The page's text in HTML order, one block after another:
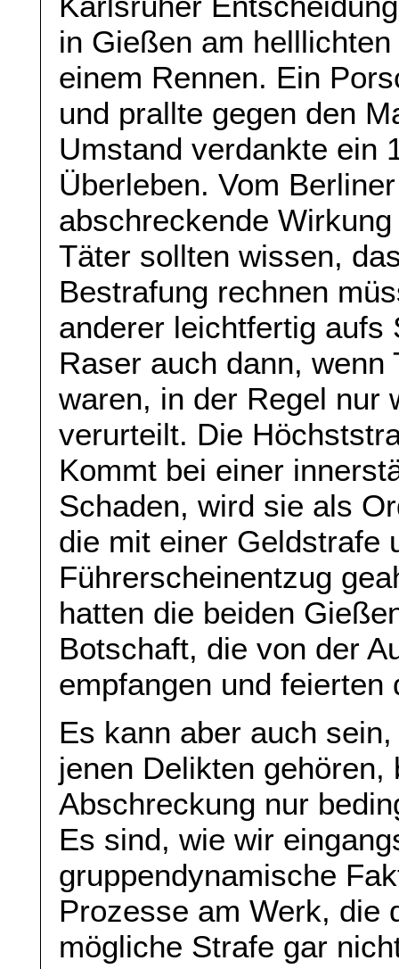
in Gießen am
einem Rennen. Ein
und prallte gegen den
Umstand verdankte ein
Überleben. Vom
abschreckende
Täter sollten wissen,
Bestrafung rechnen
anderer leichtfertig aufs
Raser auch dann, wenn
waren, in der Regel nur
verurteilt. Die
Kommt bei einer
Schaden, wird sie als
die mit einer Geldstrafe
Führerscheinentzug
hatten die beiden
Botschaft, die von der
empfangen und feierten
Es kann aber auch
jenen Delikten
Abschreckung nur
Es sind, wie wir
gruppendynamische
Prozesse am Werk, die
mögliche Strafe gar